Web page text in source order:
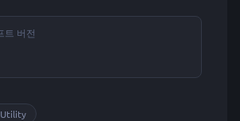
트 버전
Utility